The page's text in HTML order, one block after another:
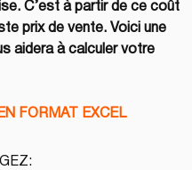
C’est à partir de ce coût
prix de vente. Voici une
aidera à calculer votre
FORMAT EXCEL